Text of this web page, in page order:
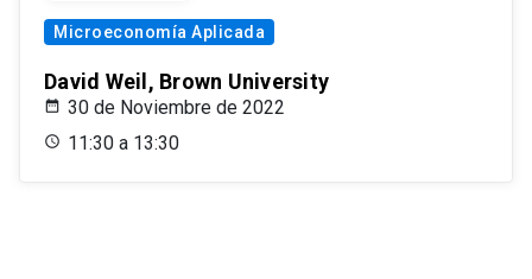
Microeconomía Aplicada
David Weil, Brown University
30 de Noviembre de 2022
11:30 a 13:30